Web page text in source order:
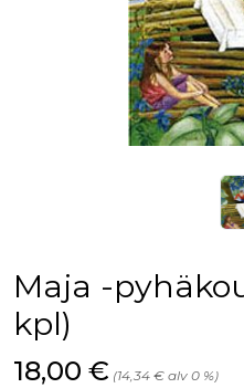
Maja -
kpl)
Hinta nyt
18,00 € (14,34 € alv 0 %)